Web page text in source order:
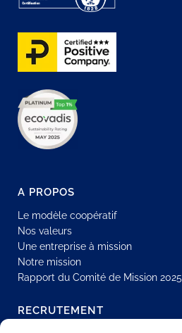
A PROPOS
Le modèle coopératif
Nos valeurs
Une entreprise à mission
Notre mission
Rapport du Comité de Mission 2025
RECRUTEMENT